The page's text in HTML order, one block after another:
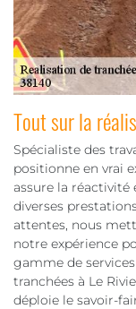
Tout sur la
Spécialiste des
positionne en vrai
assure la
diverses
attentes, nous
notre expérience
gamme de
tranchées à Le
déploie le savoir-